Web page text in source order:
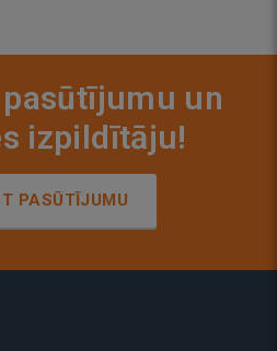
un
izpildītāju!
PASŪTĪJUMU